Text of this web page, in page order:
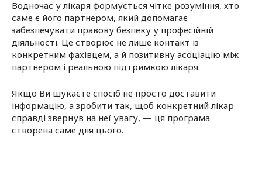
Водночас у лікаря формується чітке розуміння, хто
саме є його партнером, який допомагає
забезпечувати правову безпеку у професійній
діяльності. Це створює не лише контакт із
конкретним фахівцем, а й позитивну асоціацію між
партнером і реальною підтримкою лікаря.
Якщо Ви шукаєте спосіб не просто доставити
інформацію, а зробити так, щоб конкретний лікар
справді звернув на неї увагу, — ця програма
створена саме для цього.